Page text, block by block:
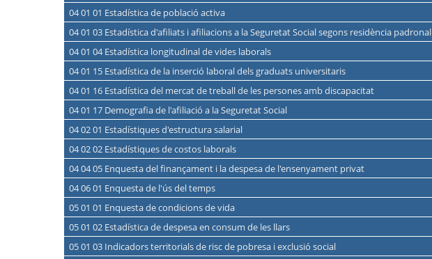
04 01 01 Estadística de població activa
04 01 03 Estadística d'afiliats i afiliacions a la Seguretat Social segons residència padronal
04 01 04 Estadística longitudinal de vides laborals
04 01 15 Estadística de la inserció laboral dels graduats universitaris
04 01 16 Estadística del mercat de treball de les persones amb discapacitat
04 01 17 Demografia de l'afiliació a la Seguretat Social
04 02 01 Estadístiques d'estructura salarial
04 02 02 Estadístiques de costos laborals
04 04 05 Enquesta del finançament i la despesa de l'ensenyament privat
04 06 01 Enquesta de l'ús del temps
05 01 01 Enquesta de condicions de vida
05 01 02 Estadística de despesa en consum de les llars
05 01 03 Indicadors territorials de risc de pobresa i exclusió social